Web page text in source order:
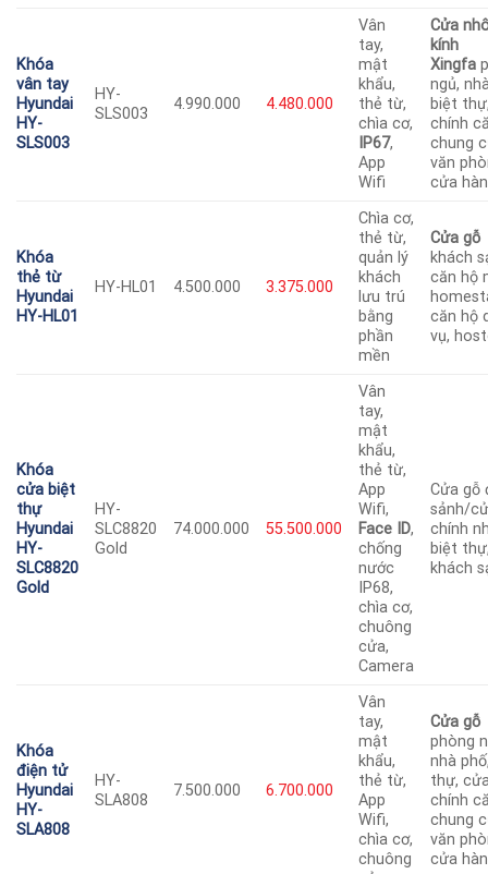
Khóa
vân tay
Hyundai
HY-
SLS003
HY-
SLS003
4.990.000 4.480.000
Vân
tay,
mật
khẩu,
thẻ từ,
chìa cơ,
IP67,
App
Wifi
Cửa
kính
Xingfa
ngủ,
biệt
chính
chung
văn
cửa
Khóa
thẻ từ
Hyundai
HY-HL01
HY-HL01 4.500.000 3.375.000
Chìa cơ,
thẻ từ,
quản lý
khách
lưu trú
bằng
phần
mền
Cửa gỗ
khách
căn hộ
căn hộ
vụ,
Khóa
cửa biệt
thự
Hyundai
HY-
SLC8820
Gold
HY-
SLC8820
Gold
74.000.000 55.500.000
Vân
tay,
mật
khẩu,
thẻ từ,
App
Wifi,
Face ID,
chống
nước
IP68,
chìa cơ,
chuông
cửa,
Camera
Cửa gỗ
sảnh/
chính
biệt
khách
Khóa
điện tử
Hyundai
HY-
SLA808
HY-
SLA808
7.500.000 6.700.000
Vân
tay,
mật
khẩu,
thẻ từ,
App
Wifi,
chìa cơ,
chuông
Cửa gỗ
phòng
nhà
thự,
chính
chung
văn
cửa